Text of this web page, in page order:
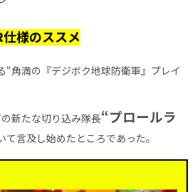
様のススメ
“角満の『デジボク地球防衛軍』プレイ
新たな切り込み隊長“プロールラ
て言及し始めたところであった。